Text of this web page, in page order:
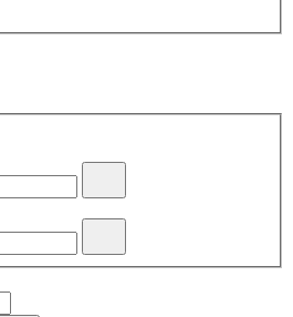
+Fügen
Sie
Erwachsenen
hinzu
+Füge